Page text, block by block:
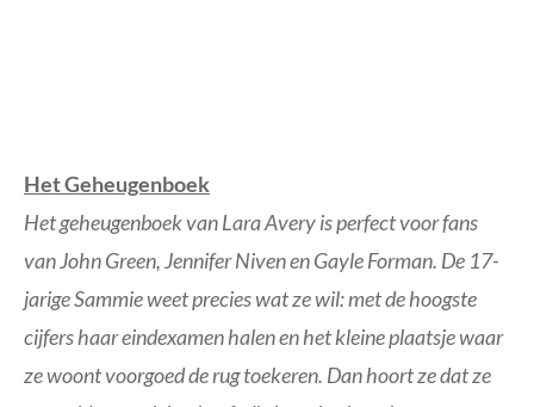
Het Geheugenboek
Het geheugenboek van Lara Avery is perfect voor fans
van John Green, Jennifer Niven en Gayle Forman. De 17-
jarige Sammie weet precies wat ze wil: met de hoogste
cijfers haar eindexamen halen en het kleine plaatsje waar
ze woont voorgoed de rug toekeren. Dan hoort ze dat ze